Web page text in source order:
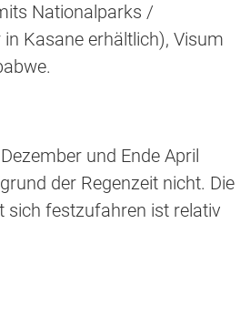
Nationalparks /
Kasane erhältlich), Visum
und Ende April
der Regenzeit nicht. Die
sich festzufahren ist relativ